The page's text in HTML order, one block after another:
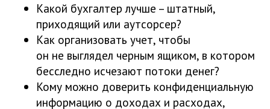
Какой бухгалтер лучше – штатный,
приходящий или аутсорсер?
Как организовать учет, чтобы
он не выглядел черным ящиком, в котором
бесследно исчезают потоки денег?
Кому можно доверить конфиденциальную
информацию о доходах и расходах,